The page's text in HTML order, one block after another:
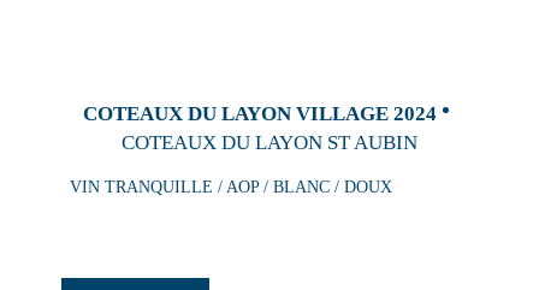
COTEAUX DU LAYON VILLAGE 2024
COTEAUX DU LAYON ST AUBIN
VIN TRANQUILLE / AOP / BLANC / DOUX